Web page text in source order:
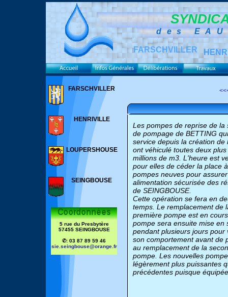
des
FARSCHVILLER
FARSCHVILLER
HENRIVILLE
LOUPERSHOUSE
SEINGBOUSE
5 rue du Presbytère
57455 SEINGBOUSE
✆: 03 87 89 59 46
sie.seingbouse@orange.fr
Les pompes de reprise de la
de pompage de BETTING
service depuis la création de
ont véhiculé toutes deux
millions de m3. L'heure est
pour elles de céder la place
pompes neuves pour
alimentation sécurisée des
de SEINGBOUSE.
Cette opération se fera en
temps. Le remplacement de
première pompe est en
pompe sera ensuite mise en
pendant plusieurs jours pour
son comportement avant de
au remplacement de la
pompe. Les nouvelles
légèrement plus puissantes
précédentes puisque